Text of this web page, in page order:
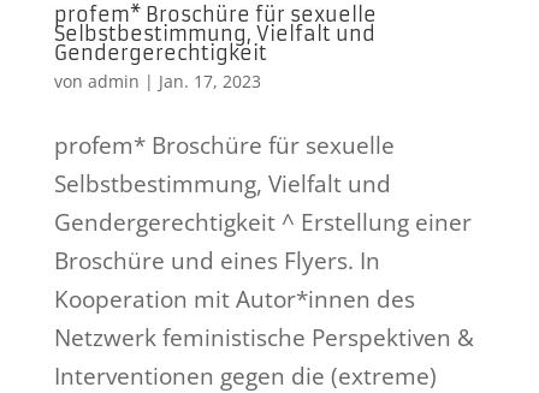
profem* Broschüre für sexuelle
Selbstbestimmung, Vielfalt und
Gendergerechtigkeit
von admin | Jan. 17, 2023
profem* Broschüre für sexuelle
Selbstbestimmung, Vielfalt und
Gendergerechtigkeit ^ Erstellung einer
Broschüre und eines Flyers. In
Kooperation mit Autor*innen des
Netzwerk feministische Perspektiven &
Interventionen gegen die (extreme)